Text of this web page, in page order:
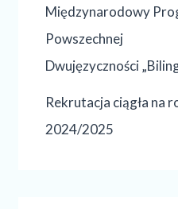
Międzynarodowy
Powszechnej
Dwujęzyczności
Rekrutacja ciągła na
2024/2025